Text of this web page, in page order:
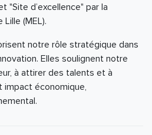
"Site d’excellence" par la
(MEL).
notre rôle stratégique dans
Elles soulignent notre
à attirer des talents et à
économique,